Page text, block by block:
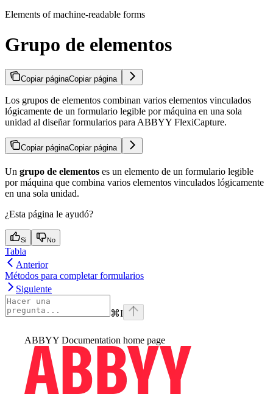
Elements of machine-readable forms
Grupo de elementos
Copiar páginaCopiar página
Los grupos de elementos combinan varios elementos vinculados
lógicamente de un formulario legible por máquina en una sola
unidad al diseñar formularios para ABBYY FlexiCapture.
Copiar páginaCopiar página
Un grupo de elementos es un elemento de un formulario legible
por máquina que combina varios elementos vinculados lógicamente
en una sola unidad.
¿Esta página le ayudó?
Si No
Tabla
Anterior
Métodos para completar formularios
Siguiente
⌘I
ABBYY Documentation home page